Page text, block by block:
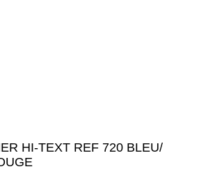
HI-TEXT REF 720 BLEU/